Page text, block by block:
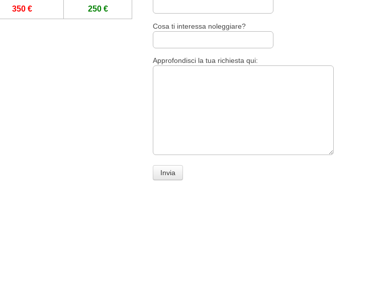
350 € 250 €
Cosa ti interessa noleggiare?
Approfondisci la tua richiesta qui: